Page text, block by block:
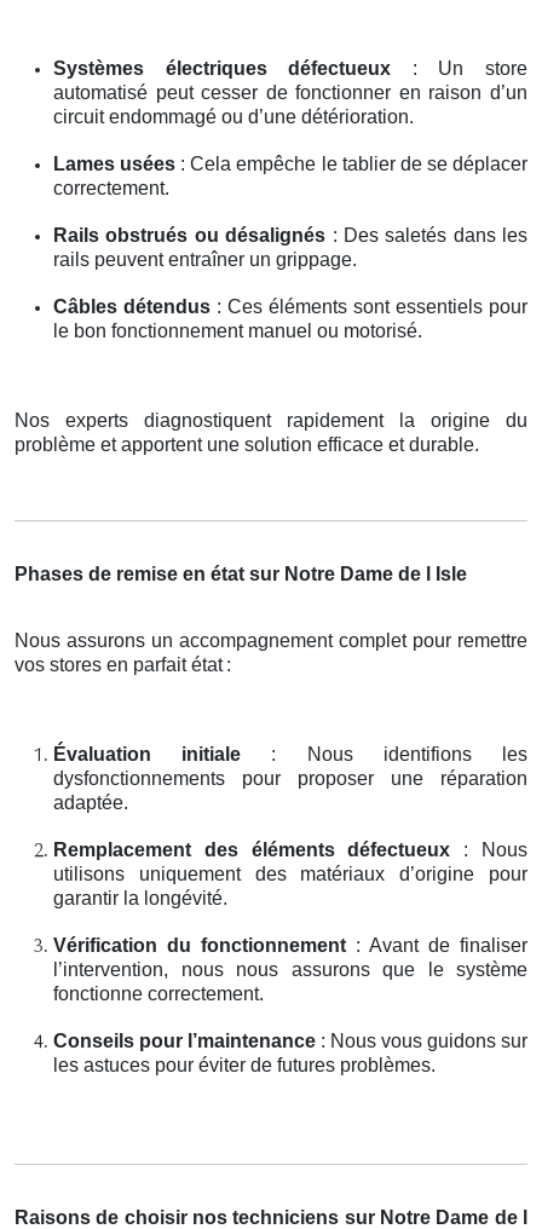
Systèmes électriques défectueux : Un store
automatisé peut cesser de fonctionner en raison d’un
circuit endommagé ou d’une détérioration.
Lames usées : Cela empêche le tablier de se déplacer
correctement.
Rails obstrués ou désalignés : Des saletés dans les
rails peuvent entraîner un grippage.
Câbles détendus : Ces éléments sont essentiels pour
le bon fonctionnement manuel ou motorisé.
Nos experts diagnostiquent rapidement la origine du
problème et apportent une solution efficace et durable.
Phases de remise en état sur Notre Dame de l Isle
Nous assurons un accompagnement complet pour remettre
vos stores en parfait état :
Évaluation initiale : Nous identifions les
dysfonctionnements pour proposer une réparation
adaptée.
Remplacement des éléments défectueux : Nous
utilisons uniquement des matériaux d’origine pour
garantir la longévité.
Vérification du fonctionnement : Avant de finaliser
l’intervention, nous nous assurons que le système
fonctionne correctement.
Conseils pour l’maintenance : Nous vous guidons sur
les astuces pour éviter de futures problèmes.
Raisons de choisir nos techniciens sur Notre Dame de l